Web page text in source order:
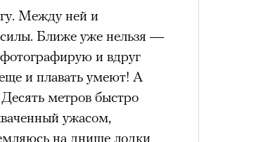
Между ней и
силы. Ближе уже нельзя —
и вдруг
и плавать умеют! А
метров быстро
ужасом,
на днище лодки
мы уже
семей (даже
этом случае проблема со
котором подросток под
уходит в себя,